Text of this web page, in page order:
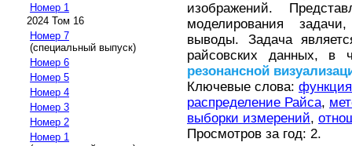
Номер 1
2024 Том 16
Номер 7
(специальный выпуск)
Номер 6
Номер 5
Номер 4
Номер 3
Номер 2
Номер 1
изображений.
моделирования
выводы. Задача
райсовских данных, в
резонансной
Ключевые слова:
распределение Райса,
выборки измерений,
Просмотров за год: 2.